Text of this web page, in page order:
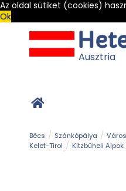
Az oldal sütiket (cookies)
Ok
Ausztria
Bécs Szánkópálya
Kelet-Tirol
Kitzbüheli Alpok